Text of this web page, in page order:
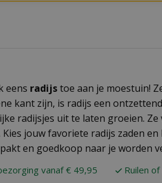
eens radijstoe aan je moestuin!
kant zijn, is radijs een
radijsjes uit te laten groeien.
jouw favoriete radijs zaden
en goedkoop naar je worden
vanaf € 49,95 Ruilen